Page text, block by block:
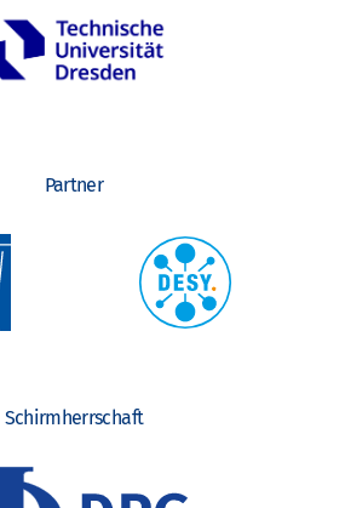
Partner
Schirmherrschaft